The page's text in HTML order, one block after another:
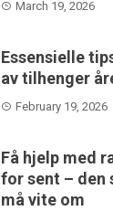
March 19, 2026
Essensielle
av tilhenger
February 19, 2026
Få hjelp med
for sent – den
må vite om